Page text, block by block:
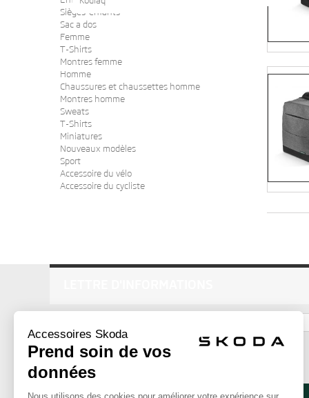
Sièges-enfants
Sac a dos
Femme
T-Shirts
Montres femme
Homme
Chaussures et chaussettes homme
Montres homme
Sweats
T-Shirts
Miniatures
Nouveaux modèles
Sport
Accessoire du vélo
Accessoire du cycliste
ok